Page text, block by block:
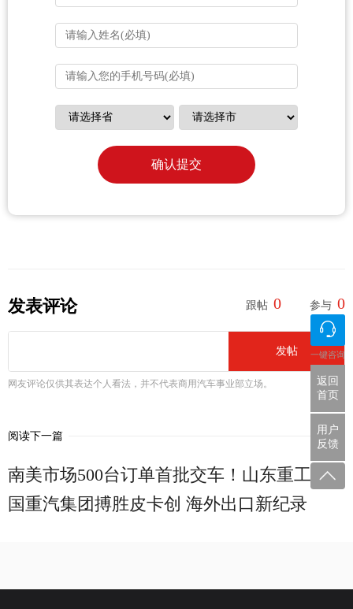
确认提交
发表评论 跟帖 0 参与 0
发帖
网友评论仅供其表达个人看法，并不代表商用汽车事业部立场。
阅读下一篇
南美市场500台订单首批交车！山东重工中
国重汽集团搏胜皮卡创 海外出口新纪录
一键咨询
返回
首页
用户
反馈